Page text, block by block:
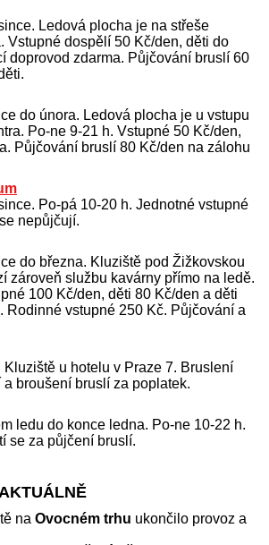
Ledová plocha je na střeše
Vstupné dospělí 50 Kč/den, děti do
doprovod zdarma. Půjčování bruslí 60
do února. Ledová plocha je u vstupu
Po-ne 9-21 h. Vstupné 50 Kč/den,
Půjčování bruslí 80 Kč/den na zálohu
Po-pá 10-20 h. Jednotné vstupné
nepůjčují.
do března. Kluziště pod Žižkovskou
zároveň službu kavárny přímo na ledě.
100 Kč/den, děti 80 Kč/den a děti
Rodinné vstupné 250 Kč. Půjčování a
Kluziště u hotelu v Praze 7. Bruslení
broušení bruslí za poplatek.
ledu do konce ledna. Po-ne 10-22 h.
se za půjčení bruslí.
na Ovocném trhu ukončilo provoz a